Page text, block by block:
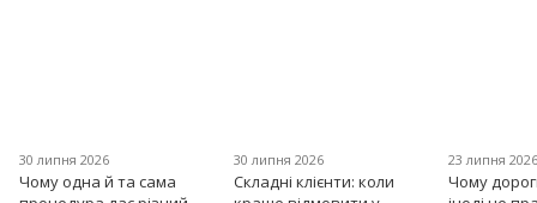
30 липня 2026
Чому одна й та сама
30 липня 2026
Складні клієнти: коли
23 липня
Чому